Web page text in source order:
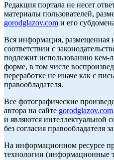
Редакция портала не несет
материалы пользователей,
gorodglazov.com и его
Вся информация, размещенная
соответствии с
подлежит использованию кем-
форме, в том числе
переработке не иначе как с
правообладателя.
Все фотографические
автора на сайте gorodglazov.com
и являются интеллектуальной
без согласия правообладателя
На информационном ресурсе
технологии (информационные